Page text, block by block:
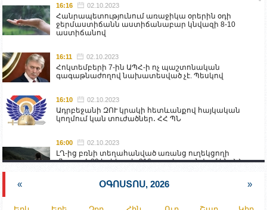
16:16 02.10.2023
Հանրապետությունում առաջիկա օրերին օդի
ջերմաստիճանն աստիճանաբար կնվազի 8-10
աստիճանով
16:11 02.10.2023
Հոկտեմբերի 7-ին ԱՊՀ-ի ոչ պաշտոնական
գագաթնաժողով նախատեսված չէ. Պեսկով
16:10 02.10.2023
Ադրբեջանի ԶՈՒ կրակի հետևանքով հայկական
կողմում կան տուժածներ․ ՀՀ ՊՆ
16:00 02.10.2023
ԼՂ-ից բռնի տեղահանված առանց ուղեկցողի
մնացած 20 երեխա և 216 տարեց գտնվում են ՀՀ
« ՕԳՈՍՏՈՍ, 2026 »